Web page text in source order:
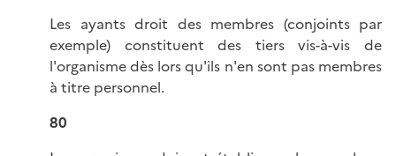
Les ayants droit des membres (conjoints par
exemple) constituent des tiers vis-à-vis de
l'organisme dès lors qu'ils n'en sont pas membres
à titre personnel.
80